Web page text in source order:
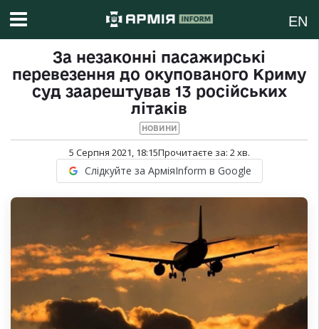
EN
За незаконні пасажирські
перевезення до окупованого Криму
суд заарештував 13 російських
літаків
НОВИНИ
5 Серпня 2021, 18:15Прочитаєте за: 2хв.
Слідкуйте за АрміяInform в Google